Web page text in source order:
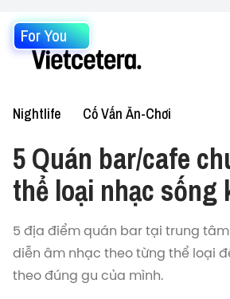
For You
Nightlife Cố Vấn Ăn-Chơi
5 Quán bar/cafe
thể loại nhạc sống
5 địa điểm quán bar tại trung tâm
diễn âm nhạc theo từng thể loại
theo đúng gu của mình.